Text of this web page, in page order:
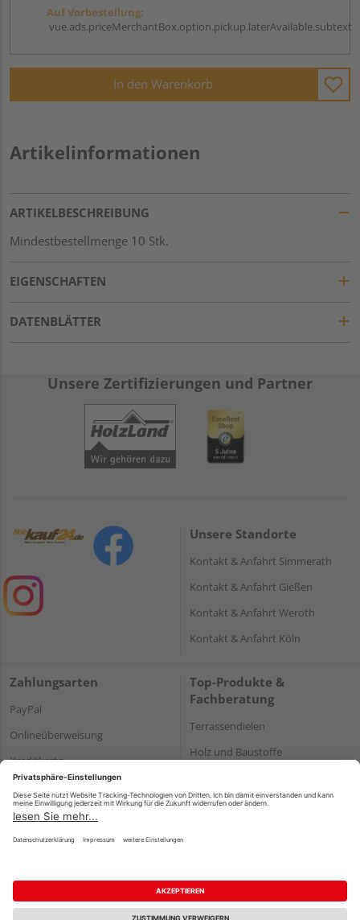
Auf Vorbestellung:
vue.ads.priceMerchantBox.option.pickup.laterAvailable.subtext
In den Warenkorb
Artikelinformationen
ARTIKELBESCHREIBUNG
Mindestbestellmenge 10 Stk.
EIGENSCHAFTEN
DATENBLÄTTER
Unsere Zertifizierungen und Partner
Unsere Standorte
Kontakt & Anfahrt Simmerath
Kontakt & Anfahrt Gießen
Kontakt & Anfahrt Weroth
Kontakt & Anfahrt Köln
Zahlungsarten
PayPal
Onlineüberweisung
Kreditkarte
Rechnung*
*Bonität vorausgesetzt
Top-Produkte &
Fachberatung
Terrassendielen
Holz und Baustoffe
Impressum Datenschutz AGB
Barrierefreiheitserklärung
Vertrag widerrufen